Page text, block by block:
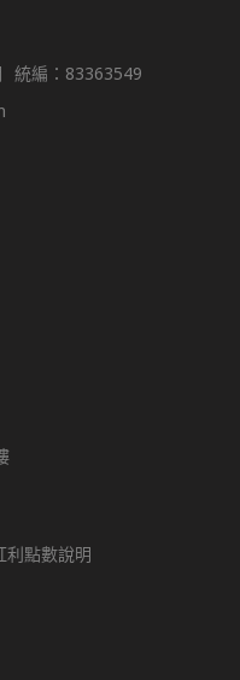
統編：83363549
利點數說明